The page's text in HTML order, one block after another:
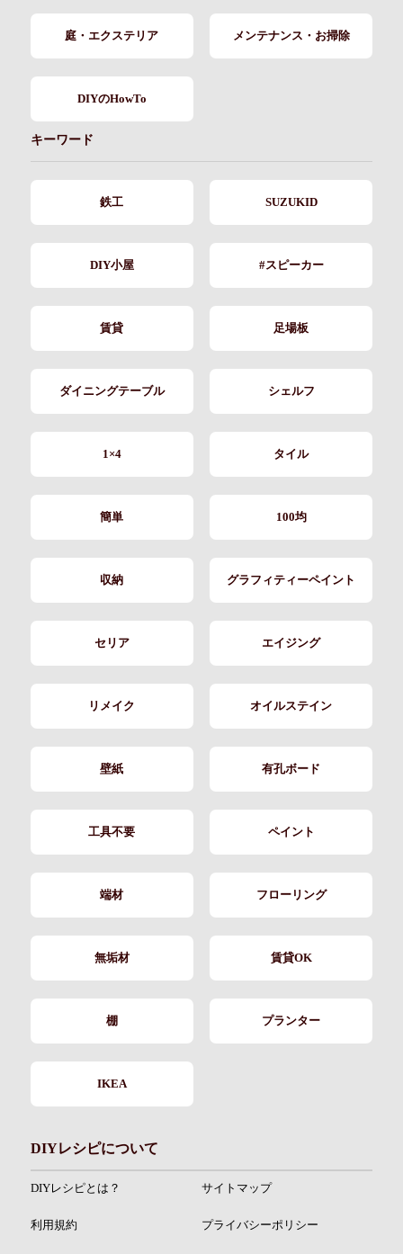
庭・エクステリア メンテナンス・お掃除
DIYのHowTo
キーワード
鉄工 SUZUKID
DIY小屋 #スピーカー
賃貸 足場板
ダイニングテーブル シェルフ
1×4 タイル
簡単 100均
収納 グラフィティーペイント
セリア エイジング
リメイク オイルステイン
壁紙 有孔ボード
工具不要 ペイント
端材 フローリング
無垢材 賃貸OK
棚 プランター
IKEA
DIYレシピについて
DIYレシピとは？ サイトマップ
利用規約 プライバシーポリシー